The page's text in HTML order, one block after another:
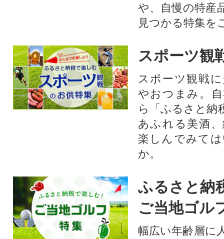
や、自慢の特産
見つかる特集を
スポーツ観
スポーツ観戦
やおつまみ。
ら「ふるさと納
あふれる美酒
楽しんでみて
か。
ふるさと納
ご当地ゴル
幅広い年齢層に